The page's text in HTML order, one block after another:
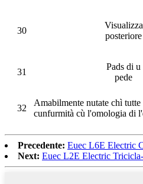
30
Visualizza
posteriore
31
Pads di u
pede
32
Amabilmente nutate chì
cunfurmità cù l'omologia di
Precedente: Euec L6E Electric
Next: Euec L2E Electric